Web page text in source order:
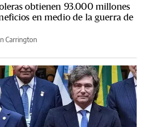
obtienen 93.000 millones
en medio de la guerra de
Carrington